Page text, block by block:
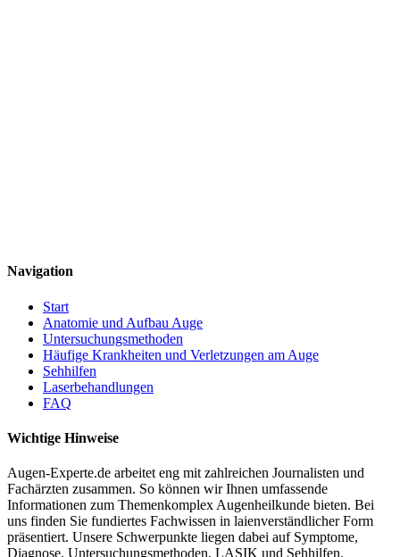
Navigation
Start
Anatomie und Aufbau Auge
Untersuchungsmethoden
Häufige Krankheiten und Verletzungen am Auge
Sehhilfen
Laserbehandlungen
FAQ
Wichtige Hinweise
Augen-Experte.de arbeitet eng mit zahlreichen Journalisten und
Fachärzten zusammen. So können wir Ihnen umfassende
Informationen zum Themenkomplex Augenheilkunde bieten. Bei
uns finden Sie fundiertes Fachwissen in laienverständlicher Form
präsentiert. Unsere Schwerpunkte liegen dabei auf Symptome,
Diagnose, Untersuchungsmethoden, LASIK und Sehhilfen.